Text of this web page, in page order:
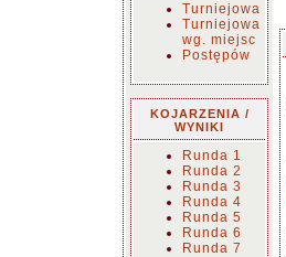
Turniejowa
Turniejowa
wg. miejsc
Postępów
KOJARZENIA /
WYNIKI
Runda 1
Runda 2
Runda 3
Runda 4
Runda 5
Runda 6
Runda 7